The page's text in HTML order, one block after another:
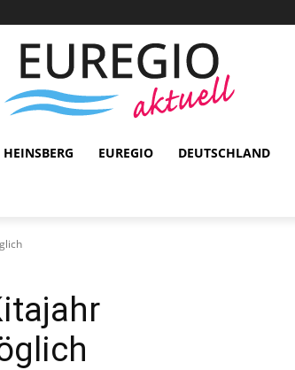
HEINSBERG EUREGIO DEUTSCHLAND